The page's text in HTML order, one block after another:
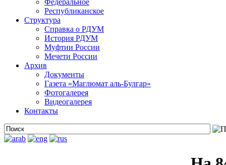
Федеральное
Республиканское
Структура
Справка о РДУМ
История РДУМ
Муфтии России
Мечети России
Архив
Документы
Газета «Маглюмат аль-Булгар»
Фотогалерея
Видеогалерея
Контакты